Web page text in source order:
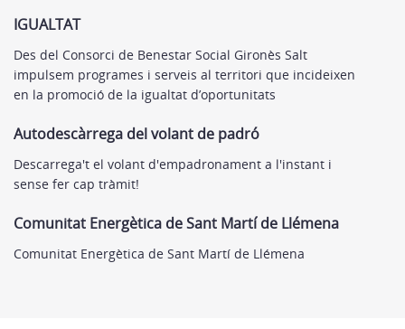
IGUALTAT
Des del Consorci de Benestar Social Gironès Salt
impulsem programes i serveis al territori que incideixen
en la promoció de la igualtat d’oportunitats
Autodescàrrega del volant de padró
Descarrega't el volant d'empadronament a l'instant i
sense fer cap tràmit!
Comunitat Energètica de Sant Martí de Llémena
Comunitat Energètica de Sant Martí de Llémena